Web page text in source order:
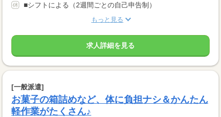
■シフトによる（2週間ごとの自己申告制）
もっと見る
求人詳細を見る
[一般派遣]
お菓子の箱詰めなど、体に負担ナシ＆かんたん
軽作業がたくさん♪